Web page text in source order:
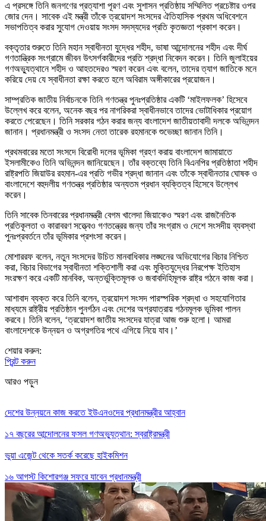
এ প্রসঙ্গে তিনি জনগণের প্রত্যাশা পূরণ এবং সুশাসন প্রতিষ্ঠায় সম্মিলিত প্রচেষ্টার ওপর
জোর দেন। সাবেক এই মন্ত্রী তাঁকে ত্রয়োদশ সংসদের ঐতিহাসিক প্রথম অধিবেশনে
সভাপতিত্ব করার সুযোগ দেওয়ায় সংসদ সদস্যদের প্রতি কৃতজ্ঞতা প্রকাশ করেন।
বক্তৃতার শুরুতে তিনি মহান স্বাধীনতা যুদ্ধের শহীদ, ভাষা আন্দোলনের শহীদ এবং দীর্ঘ
গণতান্ত্রিক সংগ্রামে জীবন উৎসর্গকারীদের প্রতি শ্রদ্ধা নিবেদন করেন। তিনি জুলাইয়ের
গণঅভ্যুত্থানে শহীদ ও আহতদেরও স্মরণ করেন এবং বলেন, তাদের ত্যাগ জাতিকে মনে
করিয়ে দেয় যে স্বাধীনতা রক্ষা করতে হলে অবিরাম অঙ্গীকারের প্রয়োজন।
সাম্প্রতিক জাতীয় নির্বাচনকে তিনি গণতন্ত্র পুনঃপ্রতিষ্ঠার একটি ‘মাইলফলক’ হিসেবে
উল্লেখ করে বলেন, অনেক বছর পর নাগরিকরা স্বাধীনভাবে তাদের ভোটাধিকার প্রয়োগ
করতে পেরেছেন। তিনি সরকার গঠন করার জন্য বাংলাদেশ জাতীয়তাবাদী দলকে অভিনন্দন
জানান। প্রধানমন্ত্রী ও সংসদ নেতা তারেক রহমানকে শুভেচ্ছা জানান তিনি।
প্রথমবারের মতো সংসদে বিরোধী দলের ভূমিকা গ্রহণ করায় বাংলাদেশ জামায়াতে
ইসলামীকেও তিনি অভিনন্দন জানিয়েছেন। তাঁর বক্তব্যে তিনি বিএনপির প্রতিষ্ঠাতা শহীদ
রাষ্ট্রপতি জিয়াউর রহমান-এর প্রতি গভীর শ্রদ্ধা জানান এবং তাঁকে স্বাধীনতার ঘোষক ও
বাংলাদেশে বহুদলীয় গণতন্ত্র প্রতিষ্ঠার অন্যতম প্রধান ব্যক্তিত্ব হিসেবে উল্লেখ
করেন।
তিনি সাবেক তিনবারের প্রধানমন্ত্রী বেগম খালেদা জিয়াকেও স্মরণ এবং রাজনৈতিক
প্রতিকূলতা ও কারাবরণ সত্ত্বেও গণতন্ত্রের জন্য তাঁর সংগ্রাম ও দেশে সংসদীয় ব্যবস্থা
পুনঃপ্রবর্তনে তাঁর ভূমিকার প্রশংসা করেন।
মোশাররফ বলেন, নতুন সংসদের উচিত মানবাধিকার লঙ্ঘনের অভিযোগের বিচার নিশ্চিত
করা, বিচার বিভাগের স্বাধীনতা শক্তিশালী করা এবং মুক্তিযুদ্ধের নিরপেক্ষ ইতিহাস
সংরক্ষণ করে একটি মানবিক, অন্তর্ভুক্তিমূলক ও জবাবদিহিমূলক রাষ্ট্র গঠনে কাজ করা।
আশাবাদ ব্যক্ত করে তিনি বলেন, ত্রয়োদশ সংসদ পারস্পরিক শ্রদ্ধা ও সহযোগিতার
মাধ্যমে রাষ্ট্রীয় প্রতিষ্ঠান পুনর্গঠন এবং দেশের অগ্রযাত্রায় গঠনমূলক ভূমিকা পালন
করবে। তিনি বলেন, ‘ত্রয়োদশ জাতীয় সংসদের যাত্রা আজ শুরু হলো। আমরা
বাংলাদেশকে উন্নয়ন ও অগ্রগতির পথে এগিয়ে নিয়ে যাব।’
শেয়ার করুন:
প্রিন্ট করুন
আরও পড়ুন
দেশের উন্নয়নে কাজ করতে ইউএনওদের প্রধানমন্ত্রীর আহ্বান
১৭ বছরের আন্দোলনের ফসল গণঅভ্যুত্থান: স্বরাষ্ট্রমন্ত্রী
ভুয়া এজেন্ট থেকে সতর্ক করেছে হাইকমিশন
১৬ আগস্ট কিশোরগঞ্জ সফরে যাবেন প্রধানমন্ত্রী